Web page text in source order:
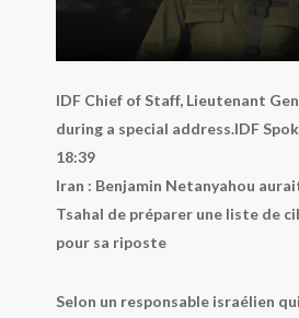
IDF Chief of Staff, Lieutenant
during a special address.IDF
18:39
Iran : Benjamin Netanyahou
Tsahal de préparer une liste de
pour sa riposte
Selon un responsable israélien